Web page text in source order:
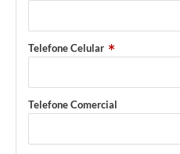
Defesa Civil
Divisão de Rendas
Telefone Celular
Telefone Comercial